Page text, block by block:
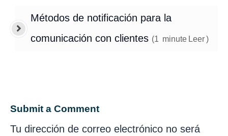
Métodos de notificación para la
comunicación con clientes (1 minute Leer)
Submit a Comment
Tu dirección de correo electrónico no será